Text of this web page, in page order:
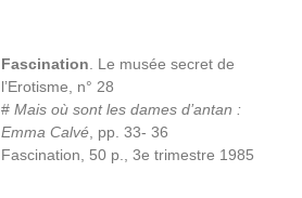
Fascination . Le musée secret de
l’Erotisme, n° 28
#Mais où sont les dames d’antan :
Emma Calvé , pp. 33- 36
Fascination, 50 p., 3e trimestre 1985